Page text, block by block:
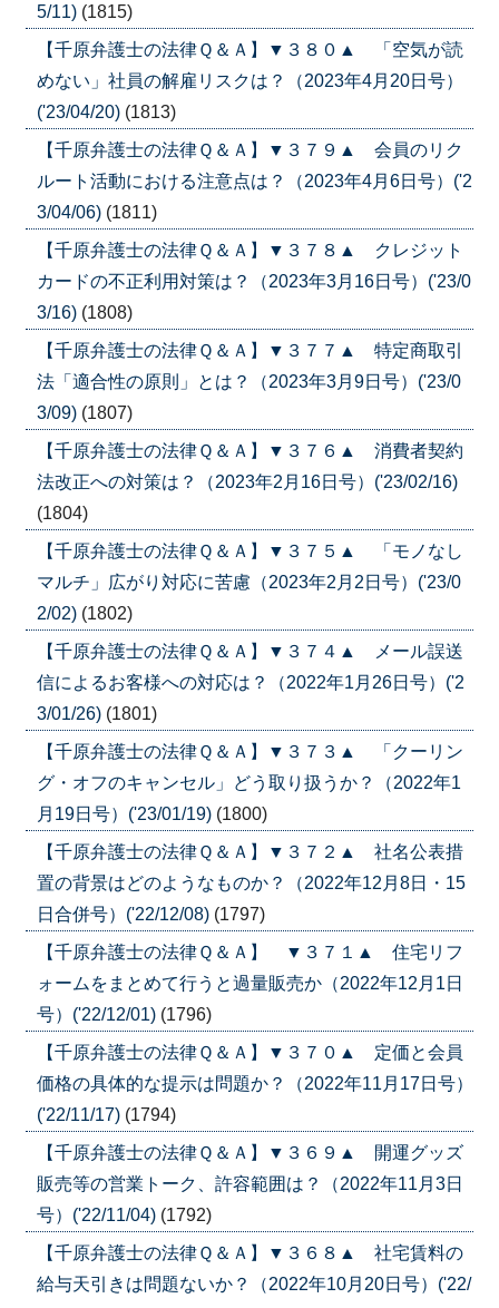
5/11) (1815)
【千原弁護士の法律Ｑ＆Ａ】▼３８０▲ 「空気が読
めない」社員の解雇リスクは？（2023年4月20日号）
('23/04/20) (1813)
【千原弁護士の法律Ｑ＆Ａ】▼３７９▲ 会員のリク
ルート活動における注意点は？（2023年4月6日号）('2
3/04/06) (1811)
【千原弁護士の法律Ｑ＆Ａ】▼３７８▲ クレジット
カードの不正利用対策は？（2023年3月16日号）('23/0
3/16) (1808)
【千原弁護士の法律Ｑ＆Ａ】▼３７７▲ 特定商取引
法「適合性の原則」とは？（2023年3月9日号）('23/0
3/09) (1807)
【千原弁護士の法律Ｑ＆Ａ】▼３７６▲ 消費者契約
法改正への対策は？（2023年2月16日号）('23/02/16)
(1804)
【千原弁護士の法律Ｑ＆Ａ】▼３７５▲ 「モノなし
マルチ」広がり対応に苦慮（2023年2月2日号）('23/0
2/02) (1802)
【千原弁護士の法律Ｑ＆Ａ】▼３７４▲ メール誤送
信によるお客様への対応は？（2022年1月26日号）('2
3/01/26) (1801)
【千原弁護士の法律Ｑ＆Ａ】▼３７３▲ 「クーリン
グ・オフのキャンセル」どう取り扱うか？（2022年1
月19日号）('23/01/19) (1800)
【千原弁護士の法律Ｑ＆Ａ】▼３７２▲ 社名公表措
置の背景はどのようなものか？（2022年12月8日・15
日合併号）('22/12/08) (1797)
【千原弁護士の法律Ｑ＆Ａ】 ▼３７１▲ 住宅リフ
ォームをまとめて行うと過量販売か（2022年12月1日
号）('22/12/01) (1796)
【千原弁護士の法律Ｑ＆Ａ】▼３７０▲ 定価と会員
価格の具体的な提示は問題か？（2022年11月17日号）
('22/11/17) (1794)
【千原弁護士の法律Ｑ＆Ａ】▼３６９▲ 開運グッズ
販売等の営業トーク、許容範囲は？（2022年11月3日
号）('22/11/04) (1792)
【千原弁護士の法律Ｑ＆Ａ】▼３６８▲ 社宅賃料の
給与天引きは問題ないか？（2022年10月20日号）('22/